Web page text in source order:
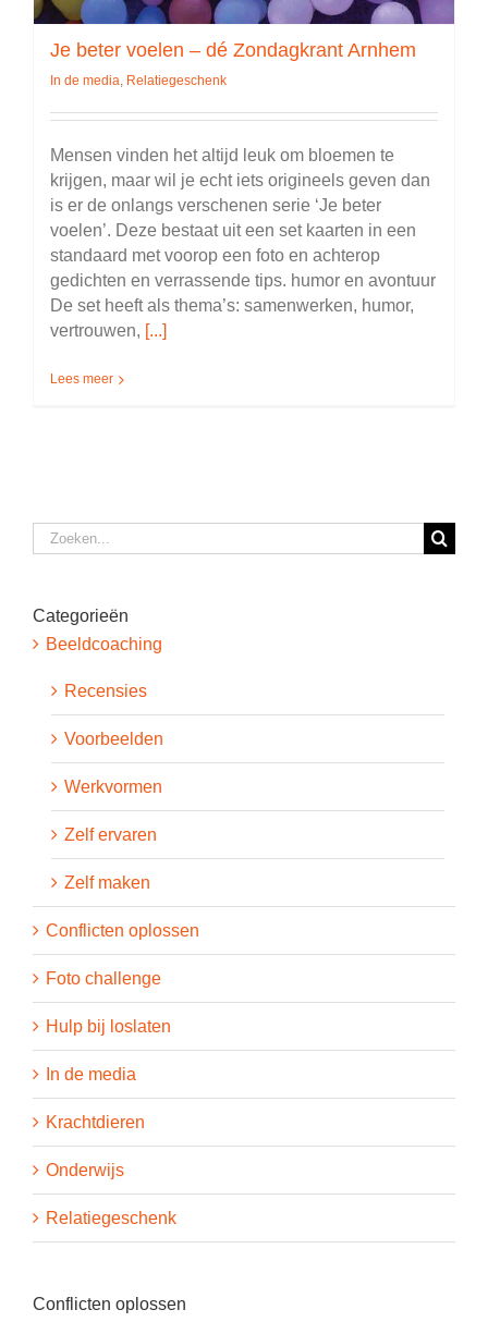
Je beter voelen – dé Zondagkrant Arnhem
In de media, Relatiegeschenk
Mensen vinden het altijd leuk om bloemen te
krijgen, maar wil je echt iets origineels geven dan
is er de onlangs verschenen serie ‘Je beter
voelen’. Deze bestaat uit een set kaarten in een
standaard met voorop een foto en achterop
gedichten en verrassende tips. humor en avontuur
De set heeft als thema’s: samenwerken, humor,
vertrouwen, [...]
Lees meer
Zoeken
naar:
Categorieën
Beeldcoaching
Recensies
Voorbeelden
Werkvormen
Zelf ervaren
Zelf maken
Conflicten oplossen
Foto challenge
Hulp bij loslaten
In de media
Krachtdieren
Onderwijs
Relatiegeschenk
Conflicten oplossen